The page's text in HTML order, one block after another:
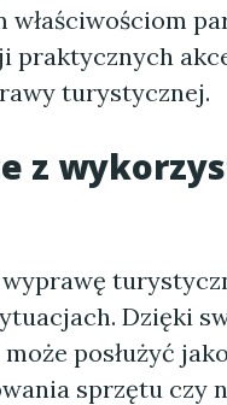
praktycznych
turystycznej.
z
Dzięki
posłużyć
sprzętu czy